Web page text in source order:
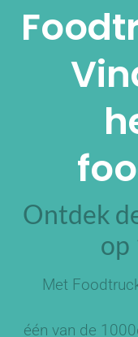
Ontdek
op
Met
één van de